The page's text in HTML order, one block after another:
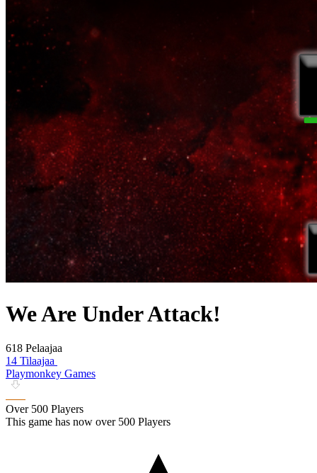
We Are Under Attack!
618 Pelaajaa
14 Tilaajaa
Playmonkey Games
Over 500 Players
This game has now over 500 Players